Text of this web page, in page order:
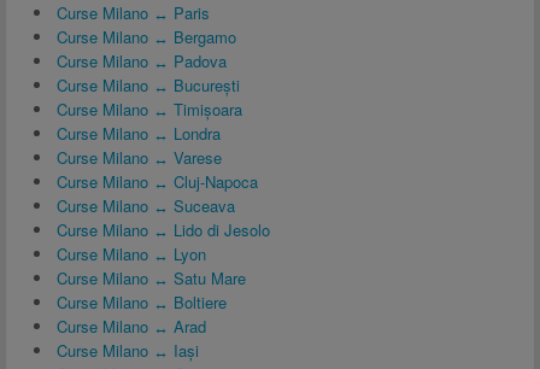
Curse Milano ↔ Paris
Curse Milano ↔ Bergamo
Curse Milano ↔ Padova
Curse Milano ↔ București
Curse Milano ↔ Timișoara
Curse Milano ↔ Londra
Curse Milano ↔ Varese
Curse Milano ↔ Cluj-Napoca
Curse Milano ↔ Suceava
Curse Milano ↔ Lido di Jesolo
Curse Milano ↔ Lyon
Curse Milano ↔ Satu Mare
Curse Milano ↔ Boltiere
Curse Milano ↔ Arad
Curse Milano ↔ Iași